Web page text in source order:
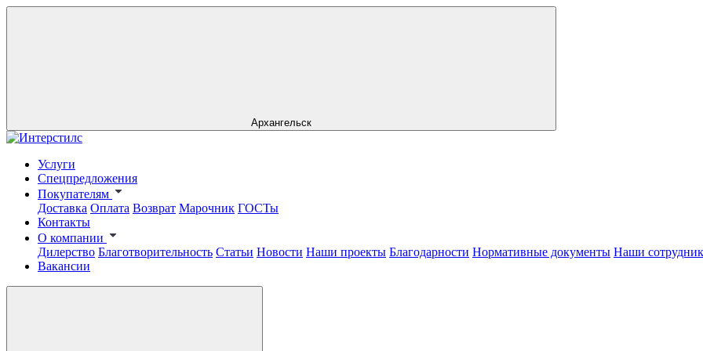
Архангельск
Услуги
Спецпредложения
Покупателям
Доставка Оплата Возврат Марочник ГОСТы
Контакты
О компании
Дилерство Благотворительность Статьи Новости Наши проекты Благодарности Нормативные документы Наши
Вакансии